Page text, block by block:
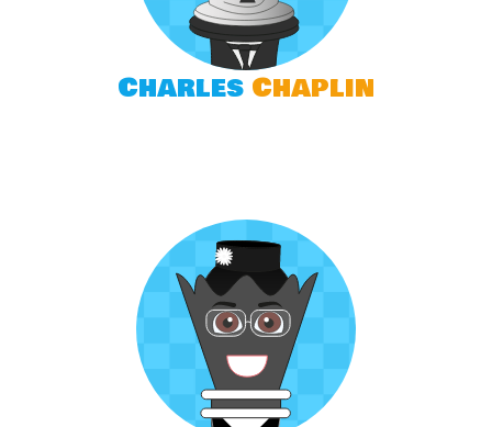
Charles Chaplin